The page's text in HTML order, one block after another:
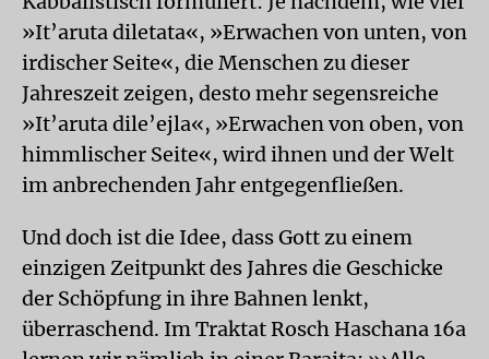
»It’aruta diletata«, »Erwachen von unten, von
irdischer Seite«, die Menschen zu dieser
Jahreszeit zeigen, desto mehr segensreiche
»It’aruta dile’ejla«, »Erwachen von oben, von
himmlischer Seite«, wird ihnen und der Welt
im anbrechenden Jahr entgegenfließen.
Und doch ist die Idee, dass Gott zu einem
einzigen Zeitpunkt des Jahres die Geschicke
der Schöpfung in ihre Bahnen lenkt,
überraschend. Im Traktat Rosch Haschana 16a